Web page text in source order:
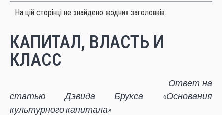
На цій сторінці не знайдено жодних заголовків.
КАПИТАЛ, ВЛАСТЬ И
КЛАСС
Ответ на
статью Дэвида Брукса «Основания
культурного капитала»